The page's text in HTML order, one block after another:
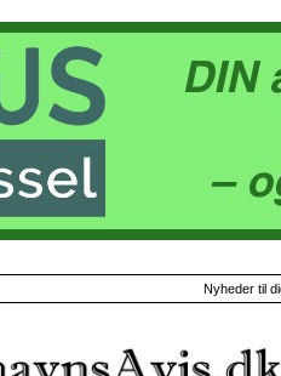
Nyheder til